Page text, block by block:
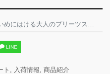
はける大人のプリーツスカート
LINE
ト , 入荷情報, 商品紹介